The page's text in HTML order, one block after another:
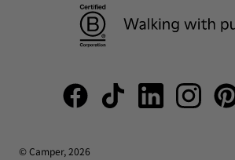
© Camper, 2026